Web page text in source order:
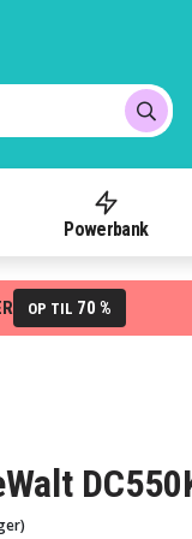
Powerbank
OP TIL 70 %